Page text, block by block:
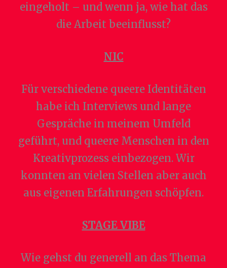
eingeholt – und wenn ja, wie hat das
die Arbeit beeinflusst?
NIC
Für verschiedene queere Identitäten
habe ich Interviews und lange
Gespräche in meinem Umfeld
geführt, und queere Menschen in den
Kreativprozess einbezogen. Wir
konnten an vielen Stellen aber auch
aus eigenen Erfahrungen schöpfen.
STAGE VIBE
Wie gehst du generell an das Thema